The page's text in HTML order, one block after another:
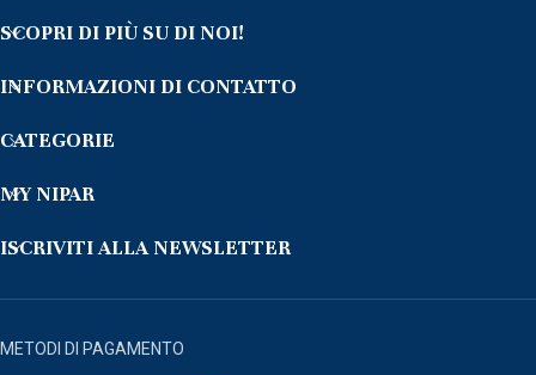
SCOPRI DI PIÙ SU DI NOI!
INFORMAZIONI DI CONTATTO
CATEGORIE
MY NIPAR
ISCRIVITI ALLA NEWSLETTER
METODI DI PAGAMENTO